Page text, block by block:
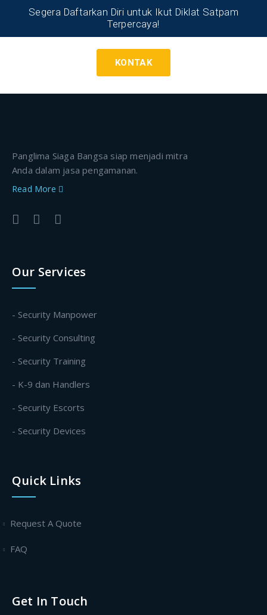
Segera Daftarkan Diri untuk Ikut Diklat Satpam
Terpercaya!
KONTAK
Panglima Siaga Bangsa siap menjadi mitra
Anda dalam jasa pengamanan.
Read More
Our Services
- Security Manpower
- Security Consulting
- Security Training
- K-9 dan Handlers
- Security Escorts
- Security Devices
Quick Links
Request A Quote
FAQ
Get In Touch